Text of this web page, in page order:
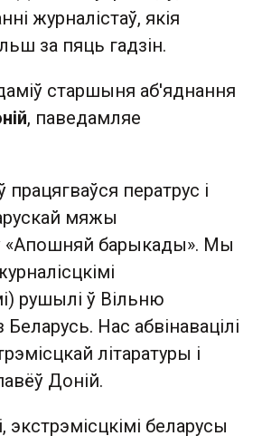
журналістаў, якія
за пяць гадзін.
старшыня аб'яднання
, паведамляе
працягваўся ператрус і
мяжы
«Апошняй барыкады». Мы
рушылі ў Вільню
Беларусь. Нас абвінавацілі
літаратуры і
Доній.
экстрэмісцкімі беларусы